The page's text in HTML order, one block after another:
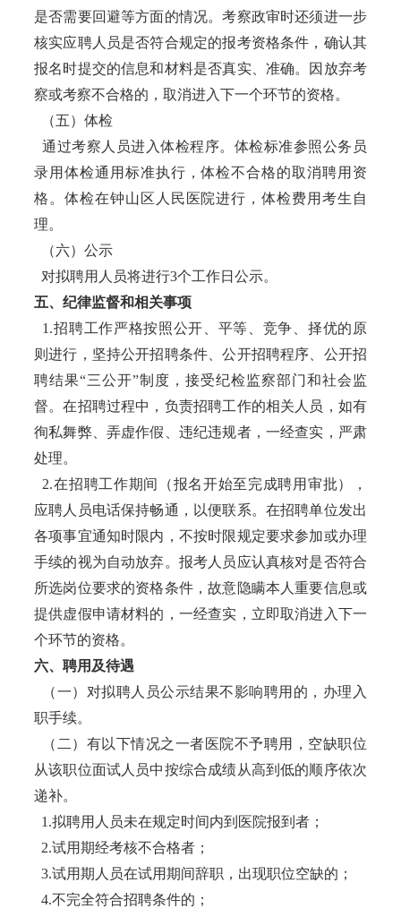
是否需要回避等方面的情况。考察政审时还须进一步
核实应聘人员是否符合规定的报考资格条件，确认其
报名时提交的信息和材料是否真实、准确。因放弃考
察或考察不合格的，取消进入下一个环节的资格。
（五）体检
通过考察人员进入体检程序。体检标准参照公务员
录用体检通用标准执行，体检不合格的取消聘用资
格。体检在钟山区人民医院进行，体检费用考生自
理。
（六）公示
对拟聘用人员将进行3个工作日公示。
五、纪律监督和相关事项
1.招聘工作严格按照公开、平等、竞争、择优的原
则进行，坚持公开招聘条件、公开招聘程序、公开招
聘结果“三公开”制度，接受纪检监察部门和社会监
督。在招聘过程中，负责招聘工作的相关人员，如有
徇私舞弊、弄虚作假、违纪违规者，一经查实，严肃
处理。
2.在招聘工作期间（报名开始至完成聘用审批），
应聘人员电话保持畅通，以便联系。在招聘单位发出
各项事宜通知时限内，不按时限规定要求参加或办理
手续的视为自动放弃。报考人员应认真核对是否符合
所选岗位要求的资格条件，故意隐瞒本人重要信息或
提供虚假申请材料的，一经查实，立即取消进入下一
个环节的资格。
六、聘用及待遇
（一）对拟聘人员公示结果不影响聘用的，办理入
职手续。
（二）有以下情况之一者医院不予聘用，空缺职位
从该职位面试人员中按综合成绩从高到低的顺序依次
递补。
1.拟聘用人员未在规定时间内到医院报到者；
2.试用期经考核不合格者；
3.试用期人员在试用期间辞职，出现职位空缺的；
4.不完全符合招聘条件的；